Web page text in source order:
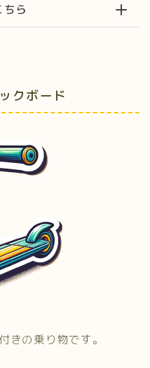
ら
クボード
きの乗り物です。